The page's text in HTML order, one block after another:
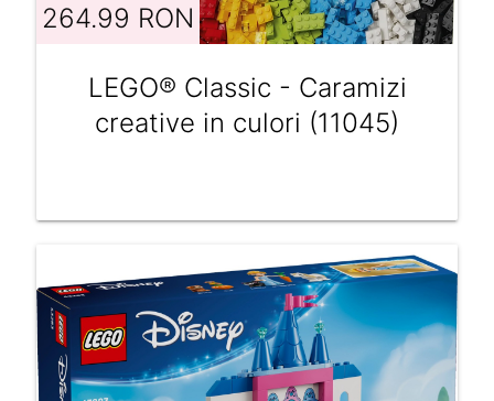
264.99 RON
LEGO® Classic - Caramizi
creative in culori (11045)